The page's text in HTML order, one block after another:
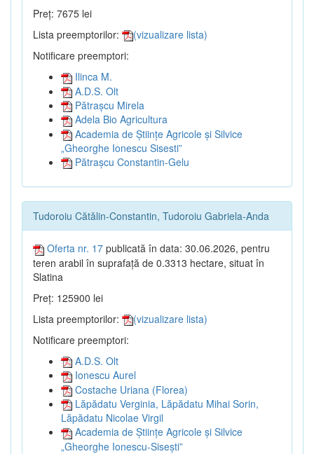
Preț: 7675 lei
Lista preemptorilor:
(vizualizare lista)
Notificare preemptori:
Ilinca M.
A.D.S. Olt
Pătrașcu Mirela
Adela Bio Agricultura
Academia de Științe Agricole și Silvice
„Gheorghe Ionescu Sisesti”
Pătrașcu Constantin-Gelu
Tudoroiu Cătălin-Constantin, Tudoroiu Gabriela-Anda
Oferta nr. 17 publicată în data: 30.06.2026, pentru
teren arabil în suprafață de 0.3313 hectare, situat în
Slatina
Preț: 125900 lei
Lista preemptorilor:
(vizualizare lista)
Notificare preemptori:
A.D.S. Olt
Ionescu Aurel
Costache Uriana (Florea)
Lăpădatu Verginia, Lăpădatu Mihai Sorin,
Lăpădatu Nicolae Virgil
Academia de Științe Agricole și Silvice
„Gheorghe Ionescu-Sisești”